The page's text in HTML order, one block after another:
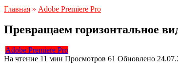
Главная » Adobe Premiere Pro
Превращаем горизонтальное
Adobe Premiere Pro
На чтение 11 мин Просмотров 61 Обновлено